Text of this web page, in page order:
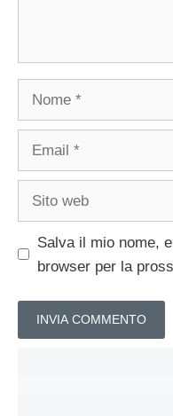
Salva il mio nome,
browser per la